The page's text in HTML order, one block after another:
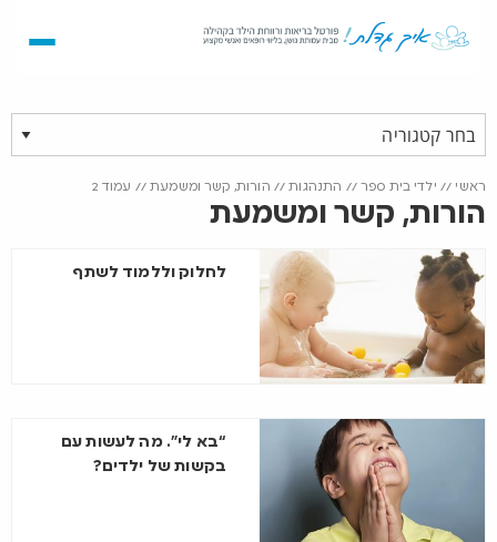
ראשי // ילדי בית ספר // התנהגות// הורות, קשר ומשמעת// עמוד 2
הורות, קשר ומשמעת
לחלוק וללמוד לשתף
“בא לי”. מה לעשות עם
בקשות של ילדים?